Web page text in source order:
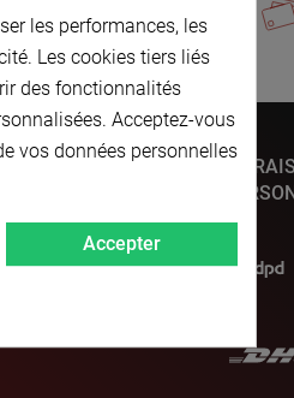
les performances, les
Les cookies tiers liés
des fonctionnalités
Acceptez-vous
vos données personnelles
Accepter